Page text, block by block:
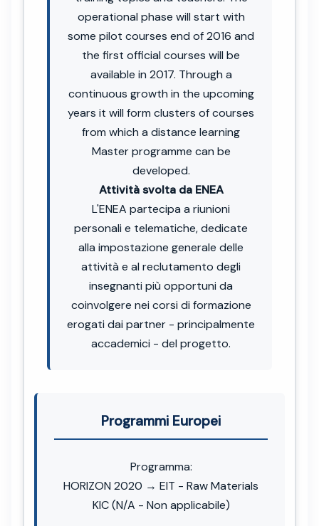
operational phase will start with
some pilot courses end of 2016 and
the first official courses will be
available in 2017. Through a
continuous growth in the upcoming
years it will form clusters of courses
from which a distance learning
Master programme can be
developed.
Attività svolta da ENEA
L'ENEA partecipa a riunioni
personali e telematiche, dedicate
alla impostazione generale delle
attività e al reclutamento degli
insegnanti più opportuni da
coinvolgere nei corsi di formazione
erogati dai partner - principalmente
accademici - del progetto.
Programmi Europei
Programma:
HORIZON 2020 → EIT - Raw Materials
KIC (N/A - Non applicabile)